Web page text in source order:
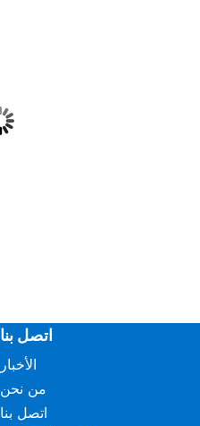
اتصل بنا
الأخبار
من نحن
اتصل بنا